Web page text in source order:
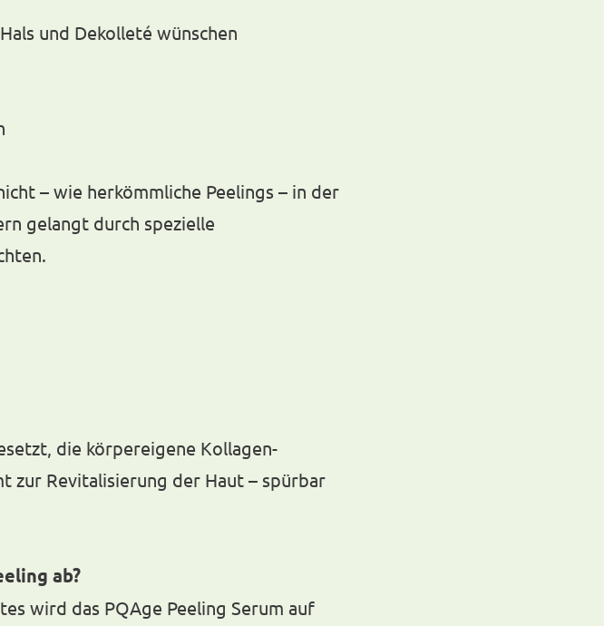
und Dekolleté wünschen
– wie herkömmliche Peelings – in der
gelangt durch spezielle
die körpereigene Kollagen-
zur Revitalisierung der Haut – spürbar
ab?
wird das PQAge Peeling Serum auf